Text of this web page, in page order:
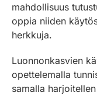
mahdollisuus
oppia niiden
herkkuja.
Luonnonkasvien
opettelemalla
samalla